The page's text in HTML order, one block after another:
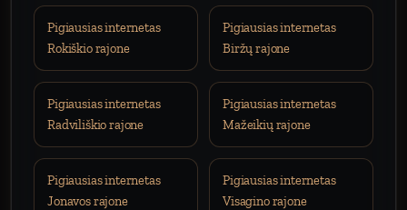
Pigiausias internetas
Rokiškio rajone
Pigiausias internetas
Biržų rajone
Pigiausias internetas
Radviliškio rajone
Pigiausias internetas
Mažeikių rajone
Pigiausias internetas
Jonavos rajone
Pigiausias internetas
Visagino rajone